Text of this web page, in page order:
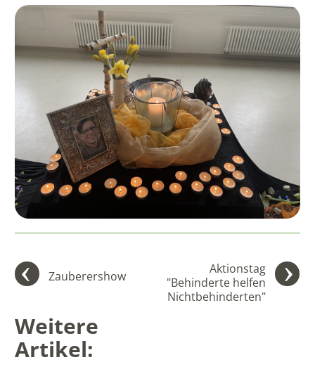
Zauberershow
Aktionstag
"Behinderte helfen
Nichtbehinderten"
Weitere
Artikel: